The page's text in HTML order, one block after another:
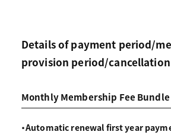
Details of payment period/
provision period/
Monthly Membership Fee
・Automatic renewal first year